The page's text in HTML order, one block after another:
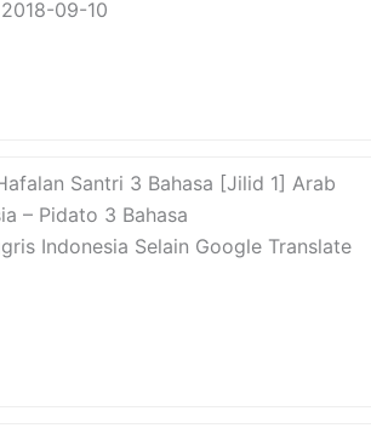
09-10
Santri 3 Bahasa [Jilid 1] Arab
– Pidato 3 Bahasa
Indonesia Selain Google Translate